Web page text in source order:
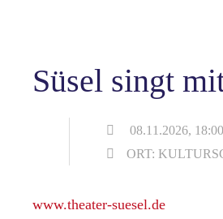
Süsel singt
08.11.2026, 18:00
ORT:
www.theater-suesel.de